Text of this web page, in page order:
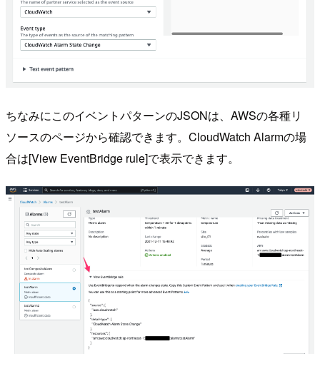
ちなみにこのイベントパターンのJSONは、AWSの各種リ
ソースのページから確認できます。CloudWatch Alarmの場
合は[View EventBridge rule]で表示できます。